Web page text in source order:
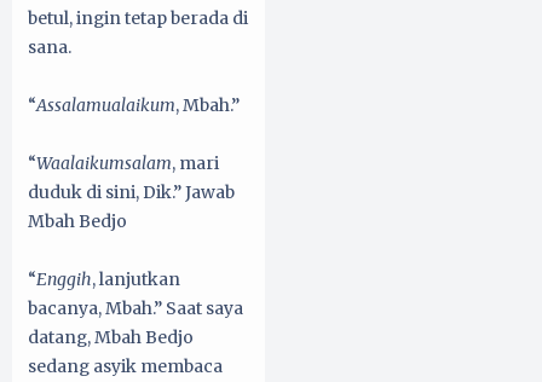
betul, ingin tetap berada di
sana.
“Assalamualaikum, Mbah.”
“Waalaikumsalam, mari
duduk di sini, Dik.” Jawab
Mbah Bedjo
“Enggih, lanjutkan
bacanya, Mbah.” Saat saya
datang, Mbah Bedjo
sedang asyik membaca